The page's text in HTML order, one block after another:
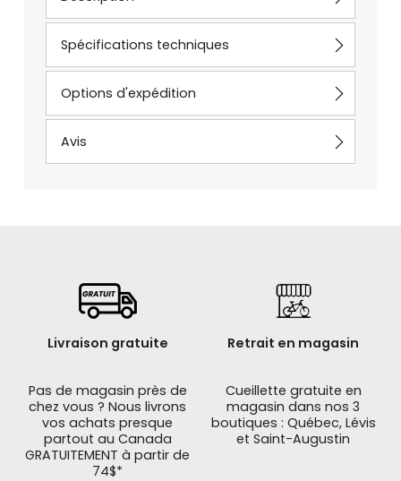
Spécifications techniques
Options d'expédition
Avis
Livraison gratuite
Pas de magasin près de
chez vous ? Nous livrons
vos achats presque
partout au Canada
GRATUITEMENT à partir de
74$*
Retrait en magasin
Cueillette gratuite en
magasin dans nos 3
boutiques : Québec, Lévis
et Saint-Augustin